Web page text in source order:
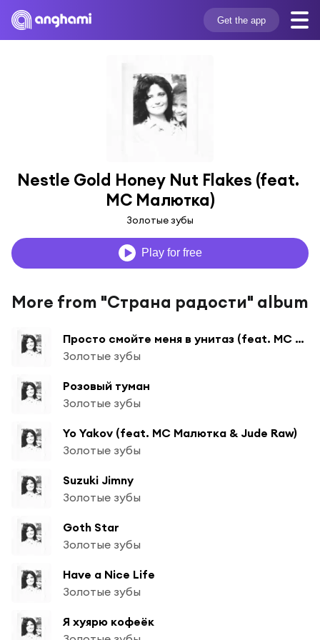
Get the app
Nestle Gold Honey Nut Flakes (feat.
МС Малютка)
Золотые зубы
Play for free
More from "Страна радости" album
Просто смойте меня в унитаз (feat. МС Малютка)
Золотые зубы
Розовый туман
Золотые зубы
Yo Yakov (feat. МС Малютка & Jude Raw)
Золотые зубы
Suzuki Jimny
Золотые зубы
Goth Star
Золотые зубы
Have a Nice Life
Золотые зубы
Я хуярю кофеёк